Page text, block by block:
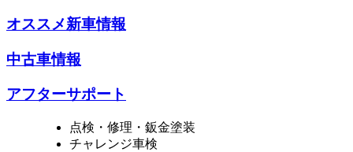
オススメ新車情報
中古車情報
アフターサポート
点検・修理・鈑金塗装
チャレンジ車検